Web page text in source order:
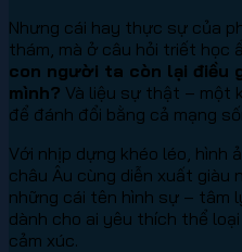
Nhưng cái hay thực sự của
thám, mà ở câu hỏi triết học
con người ta còn lại điều
mình? Và liệu sự thật – một
để đánh đổi bằng cả mạng
Với nhịp dựng khéo léo, hình
châu Âu cùng diễn xuất giàu
những cái tên hình sự – tâm
dành cho ai yêu thích thể
cảm xúc.